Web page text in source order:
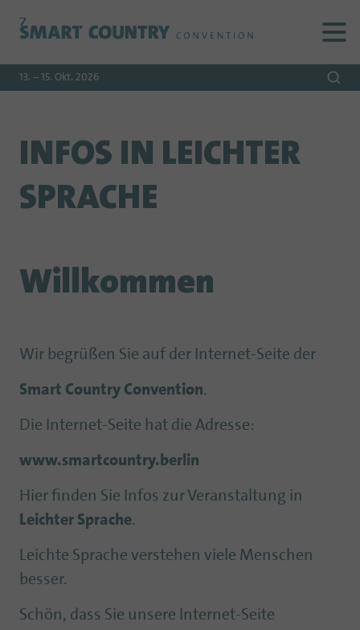
Zur
Zur
Zum
13. – 15. Okt. 2026
INFOS IN LEICHTER
SPRACHE
Willkommen
Wir begrüßen Sie auf der Internet-Seite der
Smart Country Convention.
Die Internet-Seite hat die Adresse:
www.smartcountry.berlin
Hier finden Sie Infos zur Veranstaltung in
Leichter Sprache.
Leichte Sprache verstehen viele Menschen
besser.
Schön, dass Sie unsere Internet-Seite